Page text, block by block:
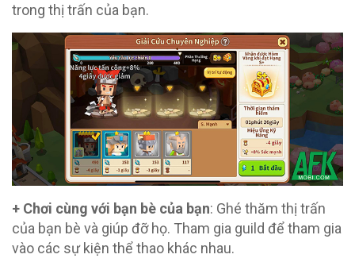
trong thị trấn của bạn.
+ Chơi cùng với bạn bè của bạn: Ghé thăm thị trấn
của bạn bè và giúp đỡ họ. Tham gia guild để tham gia
vào các sự kiện thể thao khác nhau.